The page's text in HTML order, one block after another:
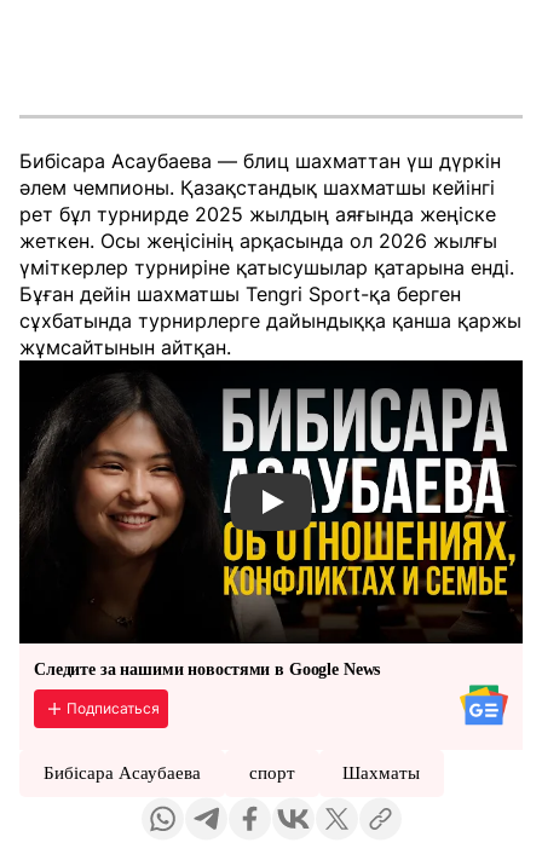
Бибісара Асаубаева — блиц шахматтан үш дүркін
әлем чемпионы. Қазақстандық шахматшы кейінгі
рет бұл турнирде 2025 жылдың аяғында жеңіске
жеткен. Осы жеңісінің арқасында ол 2026 жылғы
үміткерлер турниріне қатысушылар қатарына енді.
Бұған дейін шахматшы Tengri Sport-қа берген
сұхбатында турнирлерге дайындыққа қанша қаржы
жұмсайтынын айтқан.
Смотреть видео YouTube
Следите за нашими новостями в Google News
Подписаться
Бибісара Асаубаева спорт Шахматы